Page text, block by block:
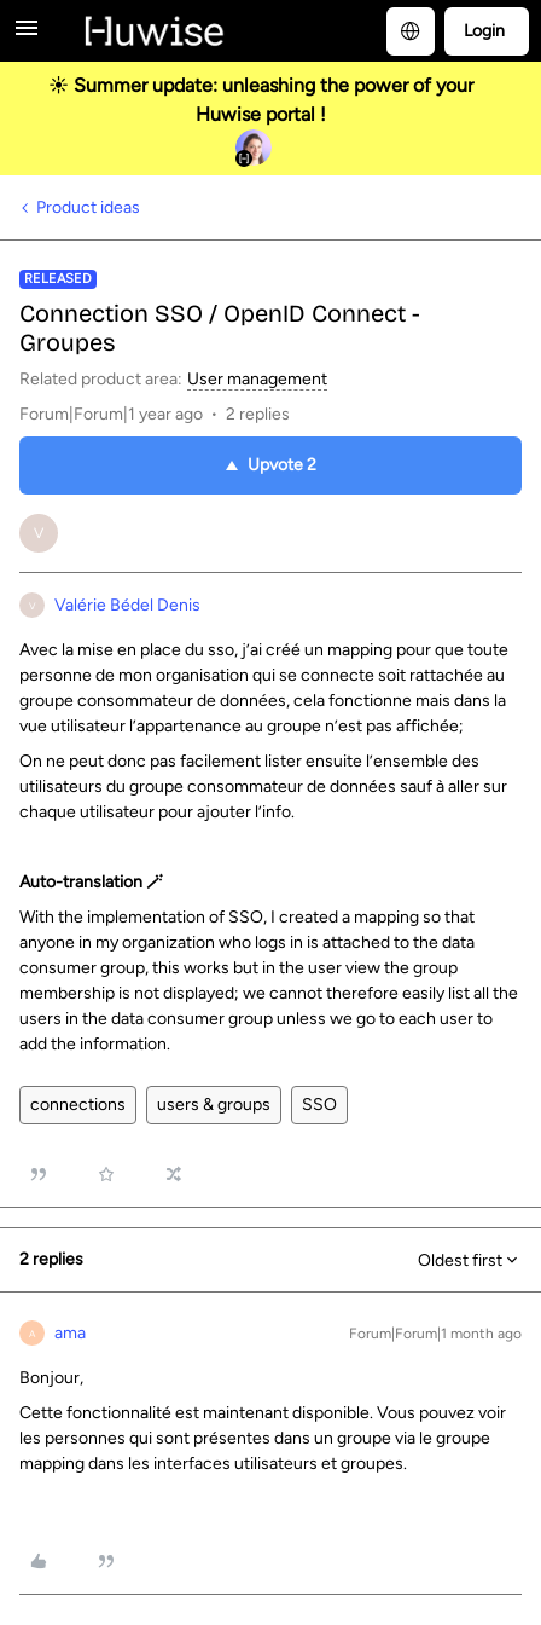
Login
☀️ Summer update: unleashing the power of your
Huwise portal !
Product ideas
RELEASED
Connection SSO / OpenID Connect -
Groupes
Related product area: User management
Forum|Forum|1 year ago
2 replies
Upvote2
V
V Valérie Bédel Denis
Avec la mise en place du sso, j’ai créé un mapping pour que toute
personne de mon organisation qui se connecte soit rattachée au
groupe consommateur de données, cela fonctionne mais dans la
vue utilisateur l’appartenance au groupe n’est pas affichée;
On ne peut donc pas facilement lister ensuite l’ensemble des
utilisateurs du groupe consommateur de données sauf à aller sur
chaque utilisateur pour ajouter l’info.
Auto-translation 🪄
With the implementation of SSO, I created a mapping so that
anyone in my organization who logs in is attached to the data
consumer group, this works but in the user view the group
membership is not displayed; we cannot therefore easily list all the
users in the data consumer group unless we go to each user to
add the information.
connections users & groups SSO
2 replies Oldest first
A ama Forum|Forum|1 month ago
Bonjour,
Cette fonctionnalité est maintenant disponible. Vous pouvez voir
les personnes qui sont présentes dans un groupe via le groupe
mapping dans les interfaces utilisateurs et groupes.